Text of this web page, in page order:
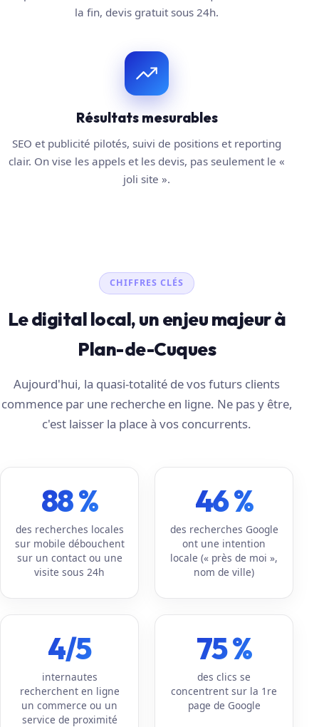
la fin, devis gratuit sous 24h.
Résultats mesurables
SEO et publicité pilotés, suivi de positions et reporting
clair. On vise les appels et les devis, pas seulement le «
joli site ».
CHIFFRES CLÉS
Le digital local, un enjeu majeur à
Plan-de-Cuques
Aujourd'hui, la quasi-totalité de vos futurs clients
commence par une recherche en ligne. Ne pas y être,
c'est laisser la place à vos concurrents.
88 %
des recherches locales
sur mobile débouchent
sur un contact ou une
visite sous 24h
46 %
des recherches Google
ont une intention
locale (« près de moi »,
nom de ville)
4/5
internautes
recherchent en ligne
un commerce ou un
service de proximité
75 %
des clics se
concentrent sur la 1re
page de Google